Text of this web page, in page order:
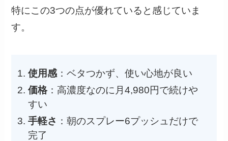
特にこの3つの点が優れていると感じていま
す。
使用感：ベタつかず、使い心地が良い
価格：高濃度なのに月4,980円で続けや
すい
手軽さ ：朝のスプレー6プッシュだけで
完了